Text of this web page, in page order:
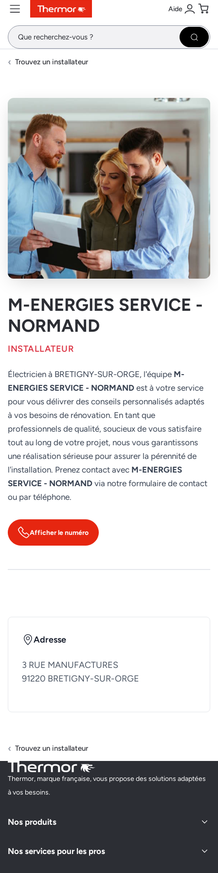
ContenuMenuRecherche Aide
Se
Trouvez un installateur
M-ENERGIES SERVICE -
NORMAND
INSTALLATEUR
Électricien à BRETIGNY-SUR-ORGE, l'équipe M-
ENERGIES SERVICE - NORMAND est à votre service
pour vous délivrer des conseils personnalisés adaptés
à vos besoins de rénovation. En tant que
professionnels de qualité, soucieux de vous satisfaire
tout au long de votre projet, nous vous garantissons
une réalisation sérieuse pour assurer la pérennité de
l'installation. Prenez contact avec M-ENERGIES
SERVICE - NORMAND via notre formulaire de contact
ou par téléphone.
Afficher le numéro
Adresse
3 RUE MANUFACTURES
91220 BRETIGNY-SUR-ORGE
Trouvez un installateur
Thermor, marque française, vous propose des solutions adaptées
à vos besoins.
Nos produits
Nos services pour les pros